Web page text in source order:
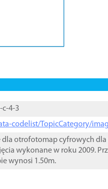
c-4-3
codelist/TopicCategory/
otrofotomap cyfrowych dla
wykonane w roku 2009.
wynosi 1.50m.